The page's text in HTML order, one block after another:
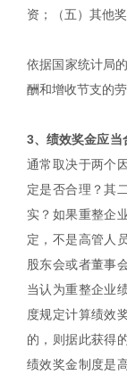
资；（五）其他
依据国家统计局
酬和增收节支的
3、绩效奖金应当
通常取决于两个
定是否合理？其
实？如果重整企
定，不是高管人
股东会或者董事
当认为重整企业
度规定计算绩效
的，则据此获得
绩效奖金制度是